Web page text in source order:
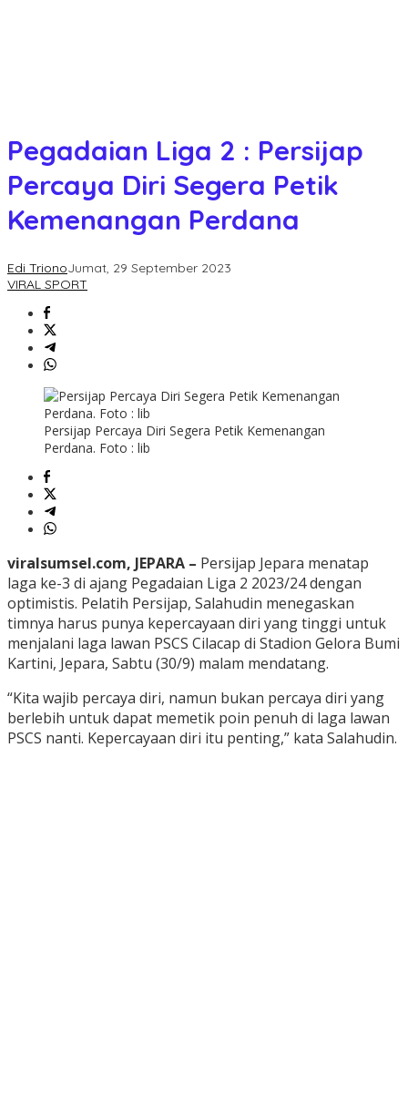
Pegadaian Liga 2 : Persijap
Percaya Diri Segera Petik
Kemenangan Perdana
Edi TrionoJumat, 29 September 2023
VIRAL SPORT
Persijap Percaya Diri Segera Petik Kemenangan
Perdana. Foto : lib
viralsumsel.com, JEPARA – Persijap Jepara menatap
laga ke-3 di ajang Pegadaian Liga 2 2023/24 dengan
optimistis. Pelatih Persijap, Salahudin menegaskan
timnya harus punya kepercayaan diri yang tinggi untuk
menjalani laga lawan PSCS Cilacap di Stadion Gelora Bumi
Kartini, Jepara, Sabtu (30/9) malam mendatang.
“Kita wajib percaya diri, namun bukan percaya diri yang
berlebih untuk dapat memetik poin penuh di laga lawan
PSCS nanti. Kepercayaan diri itu penting,” kata Salahudin.